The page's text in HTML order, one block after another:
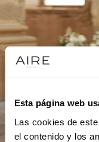
Esta página web
Las cookies de
el contenido y los